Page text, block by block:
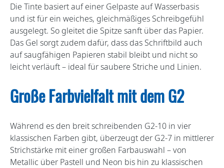
Die Tinte basiert auf einer Gelpaste auf Wasserbasis
und ist für ein weiches, gleichmäßiges Schreibgefühl
ausgelegt. So gleitet die Spitze sanft über das Papier.
Das Gel sorgt zudem dafür, dass das Schriftbild auch
auf saugfähigen Papieren stabil bleibt und nicht so
leicht verläuft – ideal für saubere Striche und Linien.
Große Farbvielfalt mit dem G2
Während es den breit schreibenden G2-10 in vier
klassischen Farben gibt, überzeugt der G2-7 in mittlerer
Strichstärke mit einer großen Farbauswahl – von
Metallic über Pastell und Neon bis hin zu klassischen